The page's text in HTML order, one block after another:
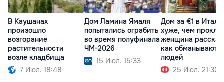
В Каушанах
произошло
возгорание
растительности
возле кладбища
7 Июл. 18:48
Дом Ламина Ямаля
попытались ограбить
во время полуфинала
ЧМ-2026
15 Июл. 15:33
Дом за €1 в
хуже, чем
женщина
как обманывают
людей
25 Июл. 21:30